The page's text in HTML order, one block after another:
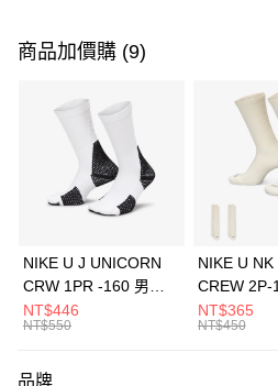
信用卡一次付款
3 期 0 利率 每期
合作金庫商業銀行
華南商業銀行
上海商業儲蓄銀行
元大商業銀行
Apple Pay
全盈+PAY
AFTEE先享後付
【關於「AFTEE先享後付」】
商品加價購 (9)
NIKE U J UNICORN
CRW 1PR -160 男女
中統襪 FZ3393100
NT$446
NT$550
NIKE U NK
CREW 2P-
EMBRDY
FZ3073133
NT$365
NT$450
品牌